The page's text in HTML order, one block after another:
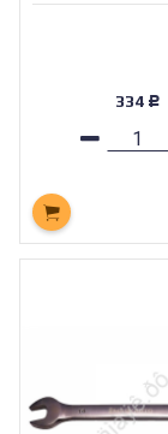
334 Р